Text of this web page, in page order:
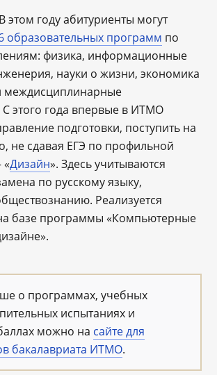
этом году абитуриенты могут
образовательных программ по
физика, информационные
науки о жизни, экономика
междисциплинарные
С этого года впервые в ИТМО
подготовки, поступить на
не сдавая ЕГЭ по профильной
«Дизайн». Здесь учитываются
по русскому языку,
Реализуется
базе программы «Компьютерные
о программах, учебных
испытаниях и
можно на сайте для
бакалавриата ИТМО.